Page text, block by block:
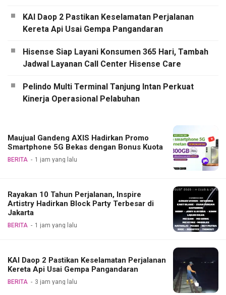
KAI Daop 2 Pastikan Keselamatan Perjalanan
Kereta Api Usai Gempa Pangandaran
Hisense Siap Layani Konsumen 365 Hari, Tambah
Jadwal Layanan Call Center Hisense Care
Pelindo Multi Terminal Tanjung Intan Perkuat
Kinerja Operasional Pelabuhan
Maujual Gandeng AXIS Hadirkan Promo
Smartphone 5G Bekas dengan Bonus Kuota
BERITA 1 jam yang lalu
Rayakan 10 Tahun Perjalanan, Inspire
Artistry Hadirkan Block Party Terbesar di
Jakarta
BERITA 1 jam yang lalu
KAI Daop 2 Pastikan Keselamatan Perjalanan
Kereta Api Usai Gempa Pangandaran
BERITA 3 jam yang lalu